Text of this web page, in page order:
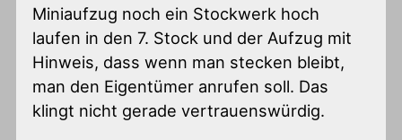
Miniaufzug noch ein Stockwerk hoch
laufen in den 7. Stock und der Aufzug mit
Hinweis, dass wenn man stecken bleibt,
man den Eigentümer anrufen soll. Das
klingt nicht gerade vertrauenswürdig.